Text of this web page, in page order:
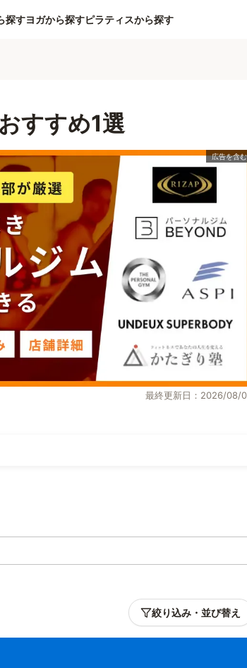
探すヨガから探すピラティスから探す
すすめ1選
最終更新日：2026/08/
絞り込み・並び替え